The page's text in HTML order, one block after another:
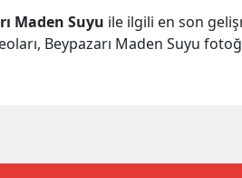
Maden Suyu ile ilgili en son
Beypazarı Maden Suyu